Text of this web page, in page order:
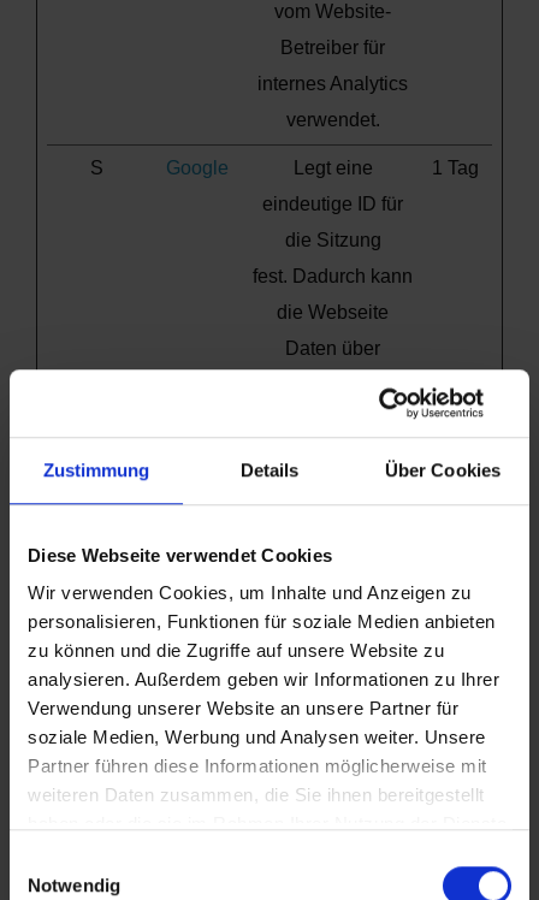
Zustimmung Details Über Cookies
Diese Webseite verwendet Cookies
Wir verwenden Cookies, um Inhalte und Anzeigen zu
personalisieren, Funktionen für soziale Medien anbieten
zu können und die Zugriffe auf unsere Website zu
analysieren. Außerdem geben wir Informationen zu Ihrer
Verwendung unserer Website an unsere Partner für
soziale Medien, Werbung und Analysen weiter. Unsere
Partner führen diese Informationen möglicherweise mit
weiteren Daten zusammen, die Sie ihnen bereitgestellt
Notwendig
vom Website-
Betreiber für
internes Analytics
verwendet.
S Google
Legt eine
eindeutige ID für
die Sitzung
fest. Dadurch kann
die Webseite
Daten über
Besucherverhalten
Zwecke erhalten.
1 Tag
TASSK
Tripadviso
Dieses Cookie
Ansicht von
eingebetteten
Inhalten von
Tripadvisor, z. B.
von Werbung. –
Dieses Cookie
wird auch von der
180